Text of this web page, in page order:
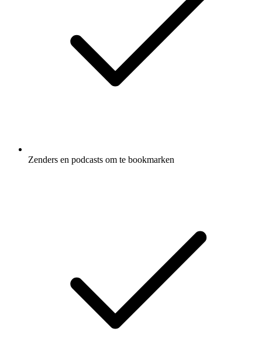
Zenders en podcasts om te bookmarken